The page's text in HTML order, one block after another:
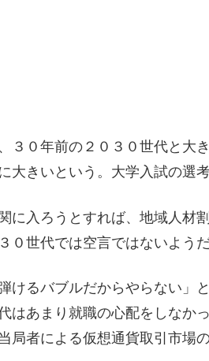
０年前の２０３０世代と大
きいという。大学入試の選
入ろうとすれば、地域人材
世代では空言ではないようだ
るバブルだからやらない」
あまり就職の心配をしなか
者による仮想通貨取引市場